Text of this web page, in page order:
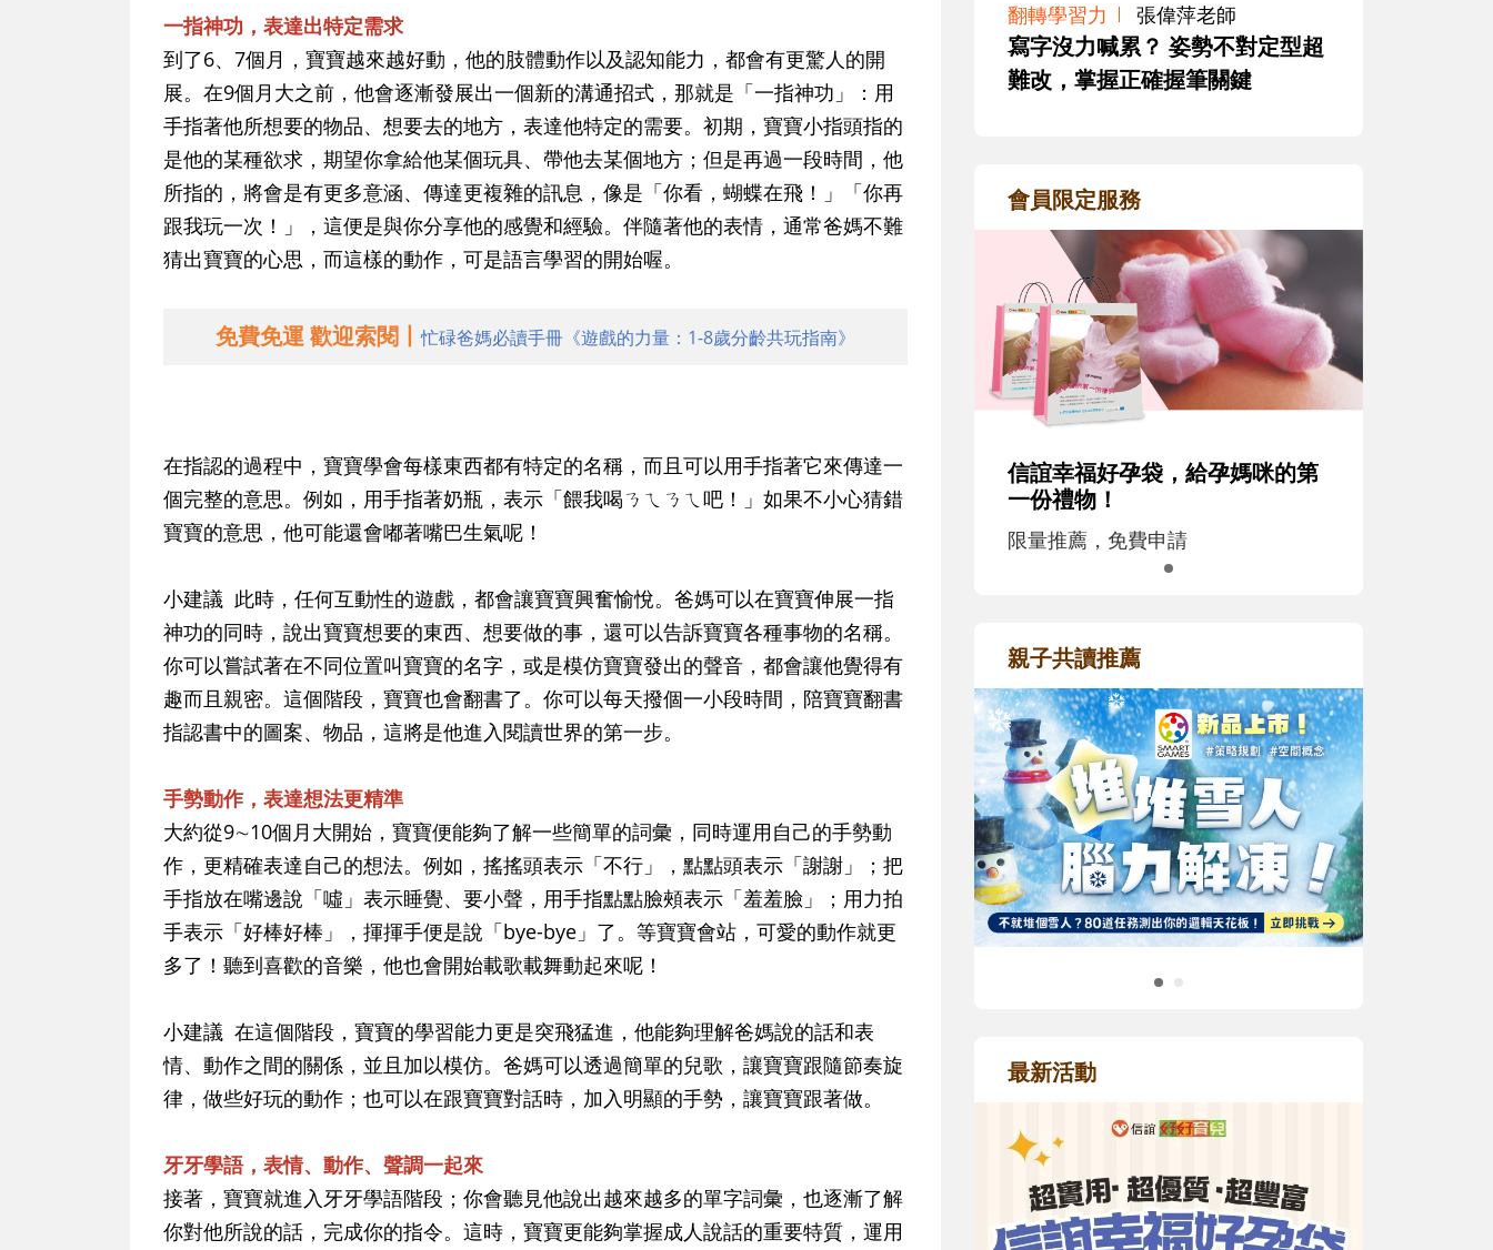
一指神功，表達出特定需求
到了6、7個月，寶寶越來越好動，他的肢體動作以及認知能力，都會有更驚人的開
展。在9個月大之前，他會逐漸發展出一個新的溝通招式，那就是「一指神功」：用
手指著他所想要的物品、想要去的地方，表達他特定的需要。初期，寶寶小指頭指的
是他的某種欲求，期望你拿給他某個玩具、帶他去某個地方；但是再過一段時間，他
所指的，將會是有更多意涵、傳達更複雜的訊息，像是「你看，蝴蝶在飛！」「你再
跟我玩一次！」，這便是與你分享他的感覺和經驗。伴隨著他的表情，通常爸媽不難
猜出寶寶的心思，而這樣的動作，可是語言學習的開始喔。
免費免運 歡迎索閱丨忙碌爸媽必讀手冊《遊戲的力量：1-8歲分齡共玩指南》
在指認的過程中，寶寶學會每樣東西都有特定的名稱，而且可以用手指著它來傳達一
個完整的意思。例如，用手指著奶瓶，表示「餵我喝ㄋㄟㄋㄟ吧！」如果不小心猜錯
寶寶的意思，他可能還會嘟著嘴巴生氣呢！
小建議 此時，任何互動性的遊戲，都會讓寶寶興奮愉悅。爸媽可以在寶寶伸展一指
神功的同時，說出寶寶想要的東西、想要做的事，還可以告訴寶寶各種事物的名稱。
你可以嘗試著在不同位置叫寶寶的名字，或是模仿寶寶發出的聲音，都會讓他覺得有
趣而且親密。這個階段，寶寶也會翻書了。你可以每天撥個一小段時間，陪寶寶翻書
指認書中的圖案、物品，這將是他進入閱讀世界的第一步。
手勢動作，表達想法更精準
大約從9∼10個月大開始，寶寶便能夠了解一些簡單的詞彙，同時運用自己的手勢動
作，更精確表達自己的想法。例如，搖搖頭表示「不行」，點點頭表示「謝謝」；把
手指放在嘴邊說「噓」表示睡覺、要小聲，用手指點點臉頰表示「羞羞臉」；用力拍
手表示「好棒好棒」，揮揮手便是說「bye-bye」了。等寶寶會站，可愛的動作就更
多了！聽到喜歡的音樂，他也會開始載歌載舞動起來呢！
小建議 在這個階段，寶寶的學習能力更是突飛猛進，他能夠理解爸媽說的話和表
情、動作之間的關係，並且加以模仿。爸媽可以透過簡單的兒歌，讓寶寶跟隨節奏旋
律，做些好玩的動作；也可以在跟寶寶對話時，加入明顯的手勢，讓寶寶跟著做。
牙牙學語，表情、動作、聲調一起來
接著，寶寶就進入牙牙學語階段；你會聽見他說出越來越多的單字詞彙，也逐漸了解
你對他所說的話，完成你的指令。這時，寶寶更能夠掌握成人說話的重要特質，運用
翻轉學習力 張偉萍老師
寫字沒力喊累？ 姿勢不對定型超
難改，掌握正確握筆關鍵
會員限定服務
信誼幸福好孕袋，給孕媽咪的第
一份禮物！
限量推薦，免費申請
親子共讀推薦
最新活動